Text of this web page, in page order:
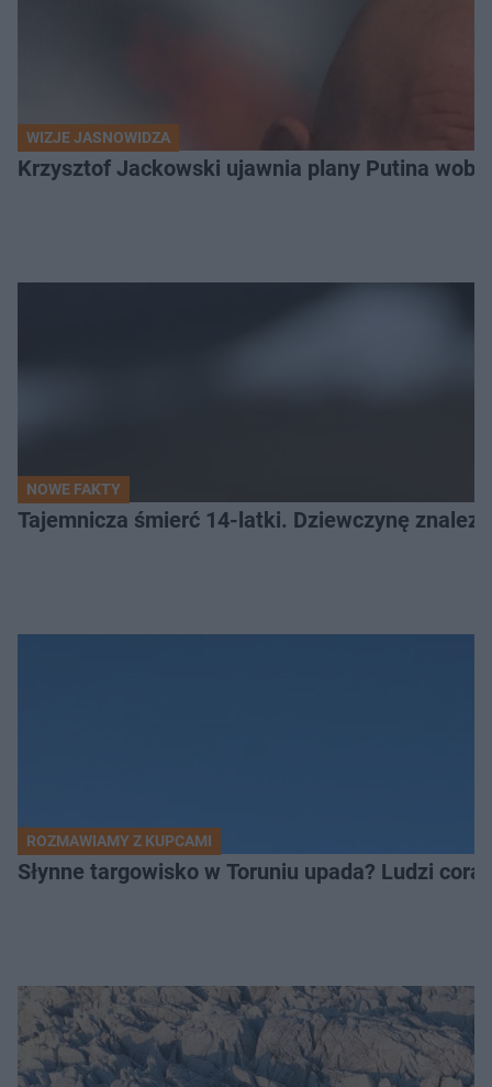
WIZJE JASNOWIDZA
Krzysztof Jackowski ujawnia plany Putina
NOWE FAKTY
Tajemnicza śmierć 14-latki. Dziewczynę
ROZMAWIAMY Z KUPCAMI
Słynne targowisko w Toruniu upada? Ludzi